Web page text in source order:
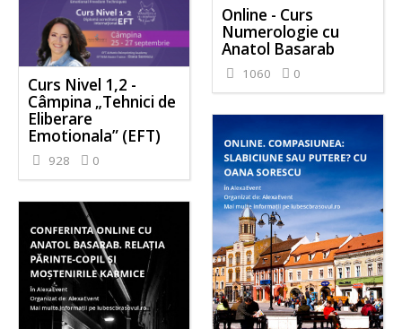
Online - Curs
Numerologie cu
Anatol Basarab
1060 0
Curs Nivel 1,2 -
Câmpina „Tehnici de
Eliberare
Emotionala” (EFT)
928 0